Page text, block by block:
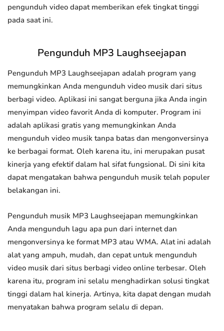
pengunduh video dapat memberikan efek tingkat tinggi
pada saat ini.
Pengunduh MP3 Laughseejapan
Pengunduh MP3 Laughseejapan adalah program yang
memungkinkan Anda mengunduh video musik dari situs
berbagi video. Aplikasi ini sangat berguna jika Anda ingin
menyimpan video favorit Anda di komputer. Program ini
adalah aplikasi gratis yang memungkinkan Anda
mengunduh video musik tanpa batas dan mengonversinya
ke berbagai format. Oleh karena itu, ini merupakan pusat
kinerja yang efektif dalam hal sifat fungsional. Di sini kita
dapat mengatakan bahwa pengunduh musik telah populer
belakangan ini.
Pengunduh musik MP3 Laughseejapan memungkinkan
Anda mengunduh lagu apa pun dari internet dan
mengonversinya ke format MP3 atau WMA. Alat ini adalah
alat yang ampuh, mudah, dan cepat untuk mengunduh
video musik dari situs berbagi video online terbesar. Oleh
karena itu, program ini selalu menghadirkan solusi tingkat
tinggi dalam hal kinerja. Artinya, kita dapat dengan mudah
menyatakan bahwa program selalu di depan.